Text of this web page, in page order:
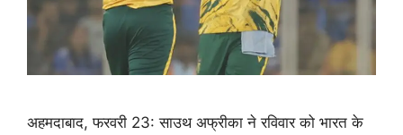
अहमदाबाद, फरवरी 23: साउथ अफ्रीका ने रविवार को भारत के